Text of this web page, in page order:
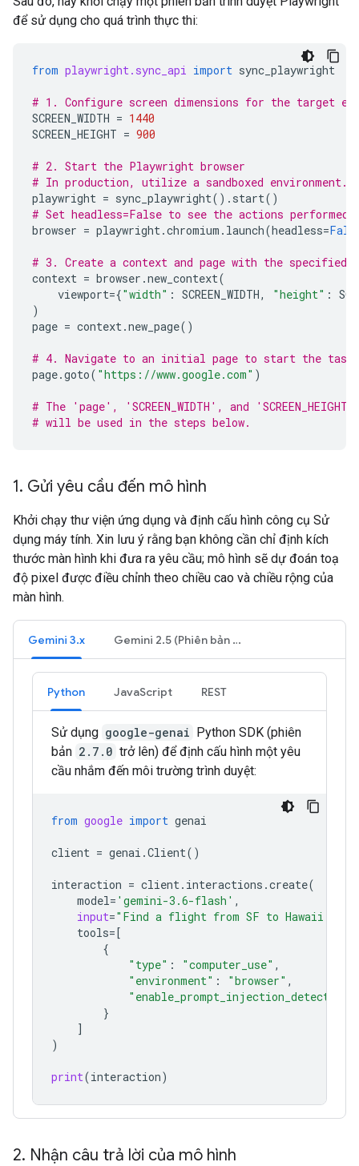
để sử dụng cho quá trình thực thi:
from playwright.sync_api import sync_playwright
# 1. Configure screen dimensions for the target
SCREEN_WIDTH = 1440
SCREEN_HEIGHT = 900
# 2. Start the Playwright browser
# In production, utilize a sandboxed environment.
playwright = sync_playwright() . start()
# Set headless=False to see the actions performed
browser = playwright.chromium . launch(headless=
# 3. Create a context and page with the specified
context = browser .new_context(
viewport={"width" : SCREEN_WIDTH, "height" :
)
page = context.new_page()
# 4. Navigate to an initial page to start the task
page.goto( "https://www.google.com" )
# The 'page', 'SCREEN_WIDTH', and
# will be used in the steps below.
1. Gửi yêu cầu đến mô hình
Khởi chạy thư viện ứng dụng và định cấu hình công cụ Sử
dụng máy tính. Xin lưu ý rằng bạn không cần chỉ định kích
thước màn hình khi đưa ra yêu cầu; mô hình sẽ dự đoán toạ
độ pixel được điều chỉnh theo chiều cao và chiều rộng của
màn hình.
Gemini 3.x Gemini 2.5 (Phiên bản cũ)
Python JavaScript REST
Sử dụng google-genai Python SDK (phiên
bản 2.7.0 trở lên) để định cấu hình một yêu
cầu nhắm đến môi trường trình duyệt:
from google import genai
client = genai .Client()
interaction = client. interactions .create(
model= 'gemini-3.6-flash' ,
input="Find a flight from SF to Hawaii on
tools=[
{
"type" : "computer_use" ,
"environment" : "browser" ,
"enable_prompt_injection_detection"
}
]
)
print(interaction)
2. Nhận câu trả lời của mô hình